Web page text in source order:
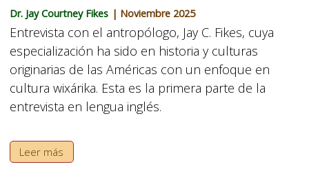
Dr. Jay Courtney Fikes | Noviembre 2025
Entrevista con el antropólogo, Jay C. Fikes, cuya
especialización ha sido en historia y culturas
originarias de las Américas con un enfoque en
cultura wixárika. Esta es la primera parte de la
entrevista en lengua inglés.
Leer más